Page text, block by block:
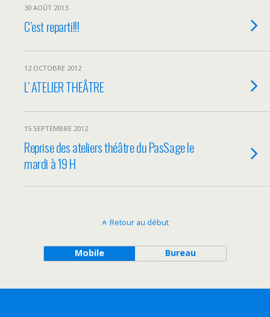
30 AOÛT 2013
C’est reparti!!!
12 OCTOBRE 2012
L’ ATELIER THEÂTRE
15 SEPTEMBRE 2012
Reprise des ateliers théâtre du PasSage le
mardi à 19 H
Retour au début
Mobile Bureau